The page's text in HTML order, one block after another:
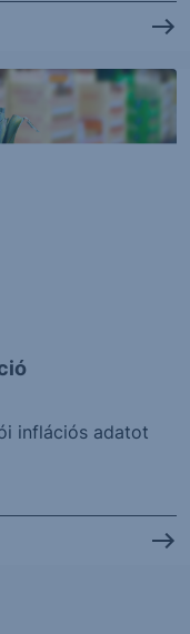
inflációs adatot